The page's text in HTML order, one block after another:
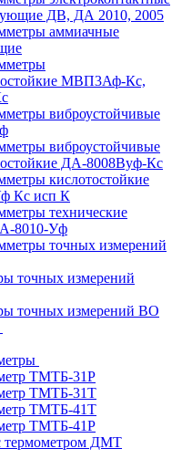
ДВ, ДА 2010, 2005
аммиачные
МВП3Аф-Кс,
виброустойчивые
виброустойчивые
ДА-8008Вуф-Кс
кислотостойкие
Кс исп К
технические
8010-Уф
точных измерений
точных измерений
точных измерений ВО
ТМТБ-31Р
ТМТБ-31Т
ТМТБ-41Т
ТМТБ-41Р
термометром ДМТ